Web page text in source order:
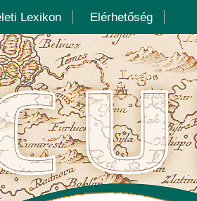
Lexikon Elérhetőség